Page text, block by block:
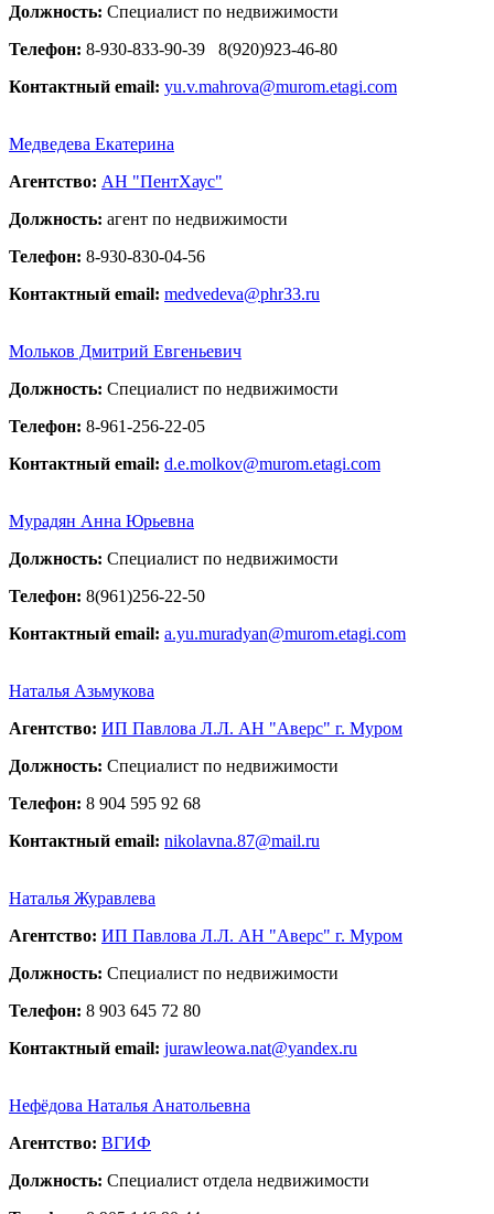
Должность: Специалист по недвижимости
Телефон: 8-930-833-90-39
8(920)923-46-80
Контактный email: yu.v.mahrova@murom.etagi.com
Медведева Екатерина
Агентство: АН "ПентХаус"
Должность: агент по недвижимости
Телефон: 8-930-830-04-56
Контактный email: medvedeva@phr33.ru
Мольков Дмитрий Евгеньевич
Должность: Специалист по недвижимости
Телефон: 8-961-256-22-05
Контактный email: d.e.molkov@murom.etagi.com
Мурадян Анна Юрьевна
Должность: Специалист по недвижимости
Телефон: 8(961)256-22-50
Контактный email: a.yu.muradyan@murom.etagi.com
Наталья Азьмукова
Агентство: ИП Павлова Л.Л. АН "Аверс" г. Муром
Должность: Специалист по недвижимости
Телефон: 8 904 595 92 68
Контактный email: nikolavna.87@mail.ru
Наталья Журавлева
Агентство: ИП Павлова Л.Л. АН "Аверс" г. Муром
Должность: Специалист по недвижимости
Телефон: 8 903 645 72 80
Контактный email: jurawleowa.nat@yandex.ru
Нефёдова Наталья Анатольевна
Агентство: ВГИФ
Должность: Специалист отдела недвижимости